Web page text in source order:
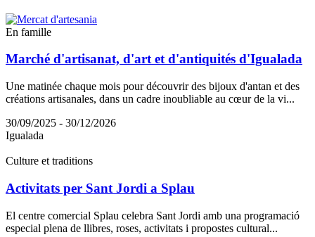
En famille
Marché d'artisanat, d'art et d'antiquités d'Igualada
Une matinée chaque mois pour découvrir des bijoux d'antan et des
créations artisanales, dans un cadre inoubliable au cœur de la vi...
30/09/2025 - 30/12/2026
Igualada
Culture et traditions
Activitats per Sant Jordi a Splau
El centre comercial Splau celebra Sant Jordi amb una programació
especial plena de llibres, roses, activitats i propostes cultural...